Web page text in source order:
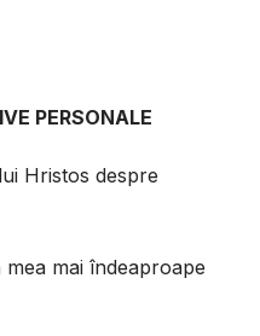
PERSONALE
Hristos despre
mai îndeaproape